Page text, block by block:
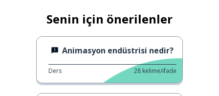
Senin için önerilenler
Animasyon endüstrisi nedir?
Ders 28 kelime/ifade